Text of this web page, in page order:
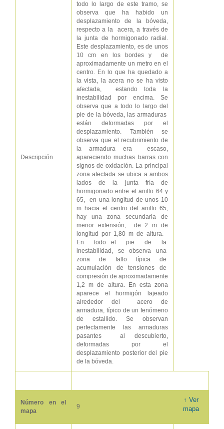
Descripción
todo lo largo de este tramo, se
observa que ha habido un
desplazamiento de la bóveda,
respecto a la acera, a través de
la junta de hormigonado radial.
Este desplazamiento, es de unos
10 cm en los bordes y de
aproximadamente un metro en el
centro. En lo que ha quedado a
la vista, la acera no se ha visto
afectada, estando toda la
inestabilidad por encima. Se
observa que a todo lo largo del
pie de la bóveda, las armaduras
están deformadas por el
desplazamiento. También se
observa que el recubrimiento de
la armadura era escaso,
apareciendo muchas barras con
signos de oxidación. La principal
zona afectada se ubica a ambos
lados de la junta fría de
hormigonado entre el anillo 64 y
65, en una longitud de unos 10
m hacia el centro del anillo 65,
hay una zona secundaria de
menor extensión, de 2 m de
longitud por 1,80 m de altura.
En todo el pie de la
inestabilidad, se observa una
zona de fallo típica de
acumulación de tensiones de
compresión de aproximadamente
1,2 m de altura. En esta zona
aparece el hormigón lajeado
alrededor del acero de
armadura, típico de un fenómeno
de estallido. Se observan
perfectamente las armaduras
pasantes al descubierto,
deformadas por el
desplazamiento posterior del pie
de la bóveda.
Número en el
mapa
9
↑ Ver
mapa